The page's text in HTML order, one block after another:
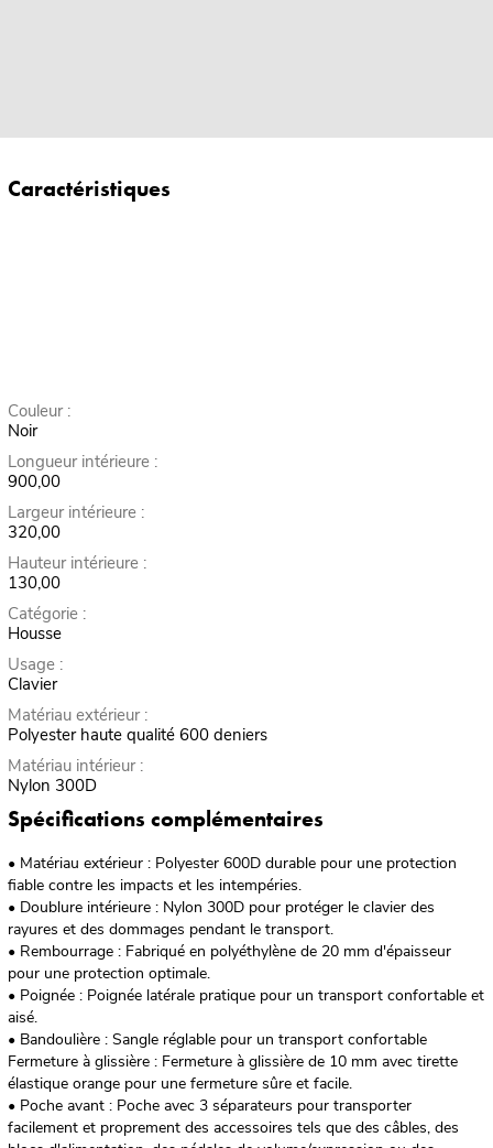
Caractéristiques
Couleur :
Noir
Longueur intérieure :
900,00
Largeur intérieure :
320,00
Hauteur intérieure :
130,00
Catégorie :
Housse
Usage :
Clavier
Matériau extérieur :
Polyester haute qualité 600 deniers
Matériau intérieur :
Nylon 300D
Spécifications complémentaires
• Matériau extérieur : Polyester 600D durable pour une protection
fiable contre les impacts et les intempéries.
• Doublure intérieure : Nylon 300D pour protéger le clavier des
rayures et des dommages pendant le transport.
• Rembourrage : Fabriqué en polyéthylène de 20 mm d'épaisseur
pour une protection optimale.
• Poignée : Poignée latérale pratique pour un transport confortable et
aisé.
• Bandoulière : Sangle réglable pour un transport confortable
Fermeture à glissière : Fermeture à glissière de 10 mm avec tirette
élastique orange pour une fermeture sûre et facile.
• Poche avant : Poche avec 3 séparateurs pour transporter
facilement et proprement des accessoires tels que des câbles, des